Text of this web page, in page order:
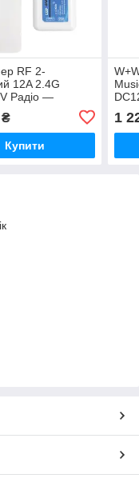
RF 2-
12A 2.4G
Радіо —
Купити
1